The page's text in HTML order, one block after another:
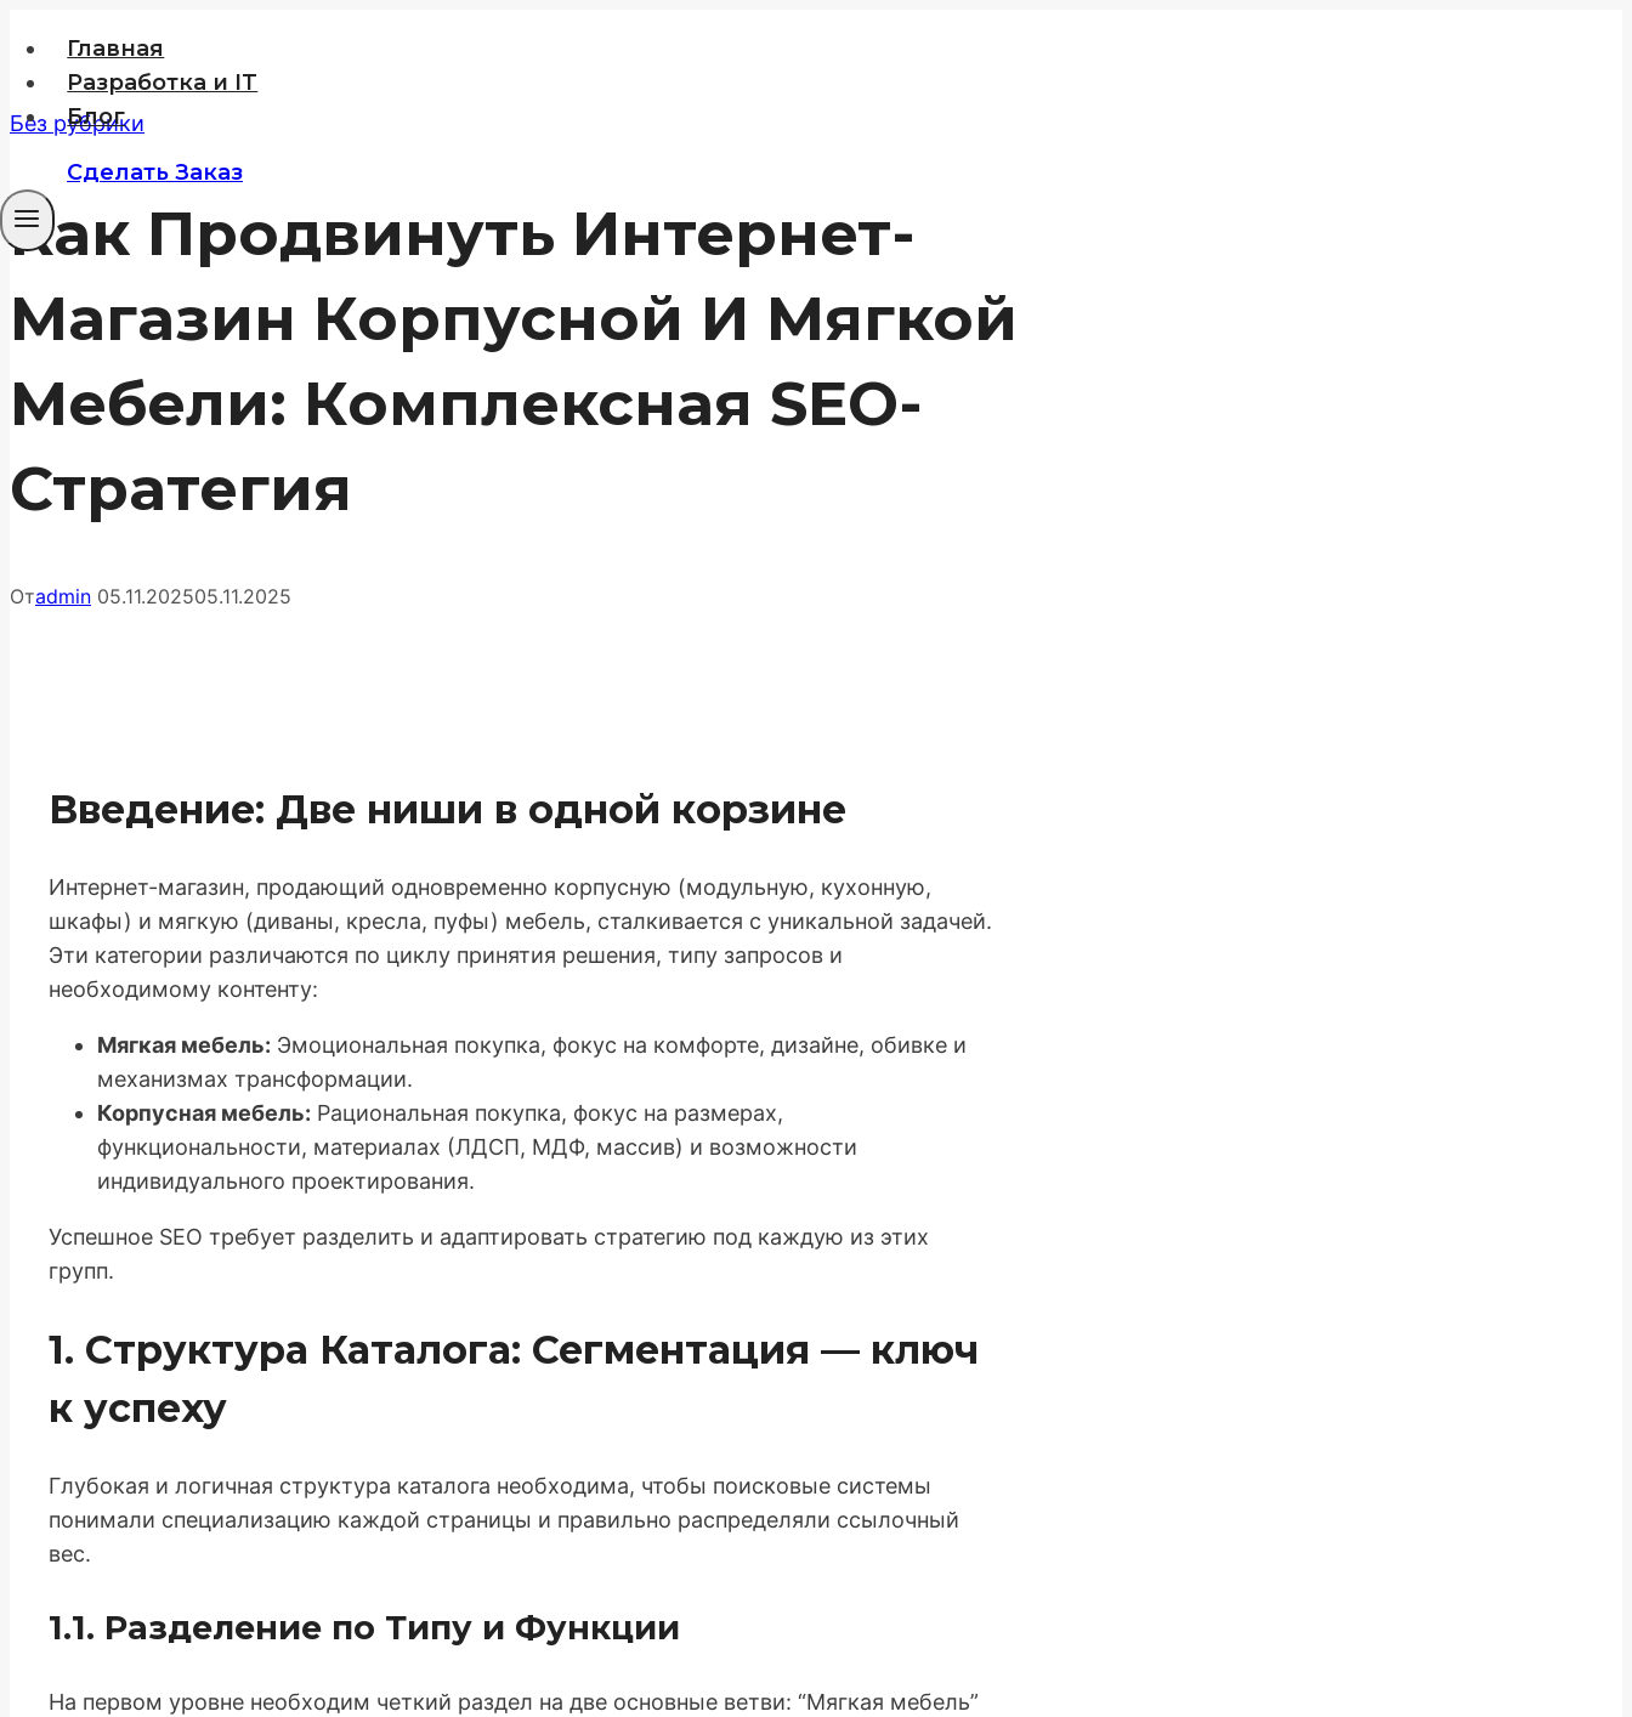
содержимому
Главная
Разработка и IT
Блог
Сделать Заказ
Без рубрики
Как Продвинуть Интернет-
Магазин Корпусной И Мягкой
Мебели: Комплексная SEO-
Стратегия
Отadmin 05.11.202505.11.2025
Введение: Две ниши в одной корзине
Интернет-магазин, продающий одновременно корпусную (модульную, кухонную,
шкафы) и мягкую (диваны, кресла, пуфы) мебель, сталкивается с уникальной задачей.
Эти категории различаются по циклу принятия решения, типу запросов и
необходимому контенту:
Мягкая мебель: Эмоциональная покупка, фокус на комфорте, дизайне, обивке и
механизмах трансформации.
Корпусная мебель: Рациональная покупка, фокус на размерах,
функциональности, материалах (ЛДСП, МДФ, массив) и возможности
индивидуального проектирования.
Успешное SEO требует разделить и адаптировать стратегию под каждую из этих
групп.
1. Структура Каталога: Сегментация — ключ
к успеху
Глубокая и логичная структура каталога необходима, чтобы поисковые системы
понимали специализацию каждой страницы и правильно распределяли ссылочный
вес.
1.1. Разделение по Типу и Функции
На первом уровне необходим четкий раздел на две основные ветви: “Мягкая мебель”